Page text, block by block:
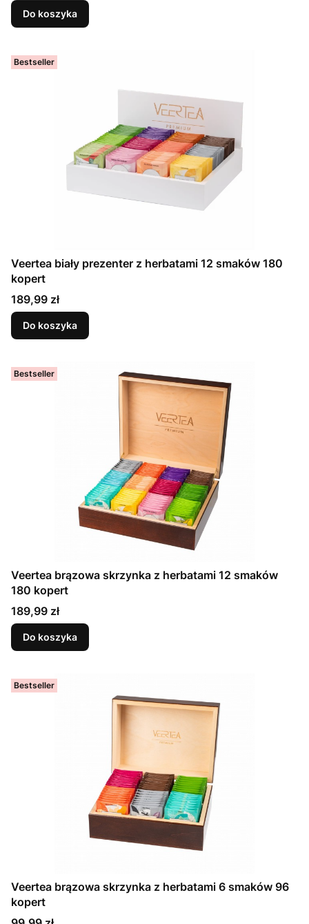
Do koszyka
Bestseller
Veertea biały prezenter z herbatami 12 smaków 180
kopert
Cena
189,99 zł
Do koszyka
Bestseller
Veertea brązowa skrzynka z herbatami 12 smaków
180 kopert
Cena
189,99 zł
Do koszyka
Bestseller
Veertea brązowa skrzynka z herbatami 6 smaków 96
kopert